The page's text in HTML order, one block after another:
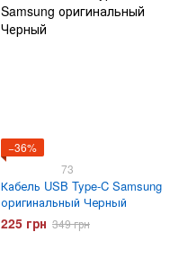
−36%
73
Кабель USB Type-C Samsung
оригинальный Черный
225 грн 349 грн